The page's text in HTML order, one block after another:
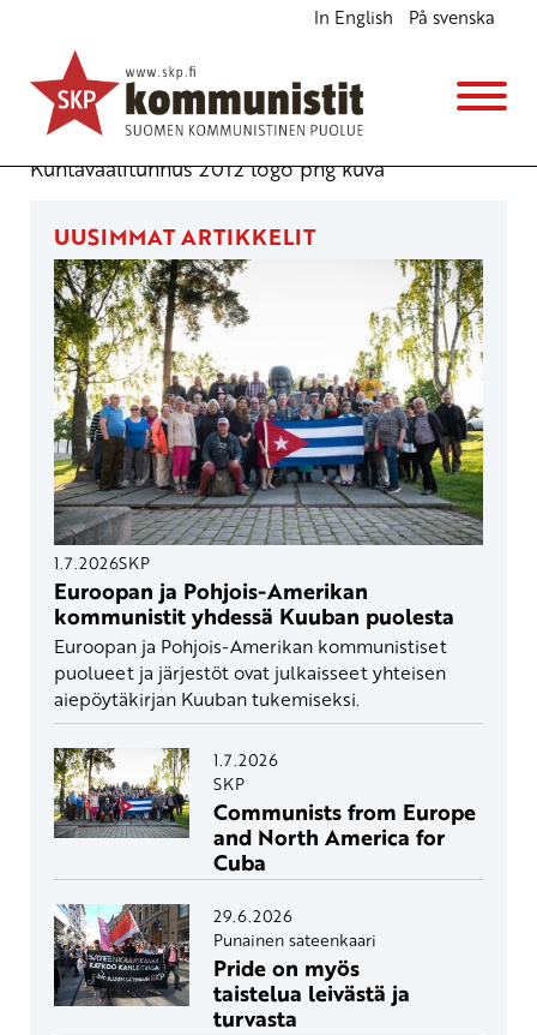
In English På svenska
Kuntavaalitunnus 2012 png
Julkiset materiaalit
25.9.2012 - 10:30
Kuntavaalitunnus 2012 logo png kuva
UUSIMMAT ARTIKKELIT
1.7.2026SKP
Euroopan ja Pohjois-Amerikan
kommunistit yhdessä Kuuban puolesta
Euroopan ja Pohjois-Amerikan kommunistiset
puolueet ja järjestöt ovat julkaisseet yhteisen
aiepöytäkirjan Kuuban tukemiseksi.
1.7.2026
SKP
Communists from Europe
and North America for
Cuba
29.6.2026
Punainen sateenkaari
Pride on myös
taistelua leivästä ja
turvasta